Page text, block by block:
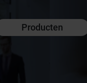
Producten